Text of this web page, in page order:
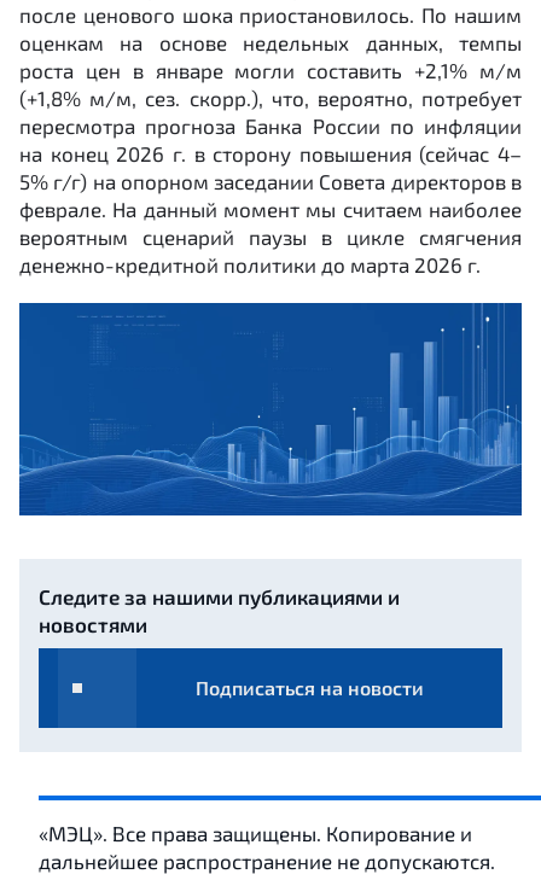
после ценового шока приостановилось. По нашим
оценкам на основе недельных данных, темпы
роста цен в январе могли составить +2,1% м/м
(+1,8% м/м, сез. скорр.), что, вероятно, потребует
пересмотра прогноза Банка России по инфляции
на конец 2026 г. в сторону повышения (сейчас 4–
5% г/г) на опорном заседании Совета директоров в
феврале. На данный момент мы считаем наиболее
вероятным сценарий паузы в цикле смягчения
денежно-кредитной политики до марта 2026 г.
Следите за нашими публикациями и
новостями
Подписаться на новости
«МЭЦ». Все права защищены. Копирование и
дальнейшее распространение не допускаются.